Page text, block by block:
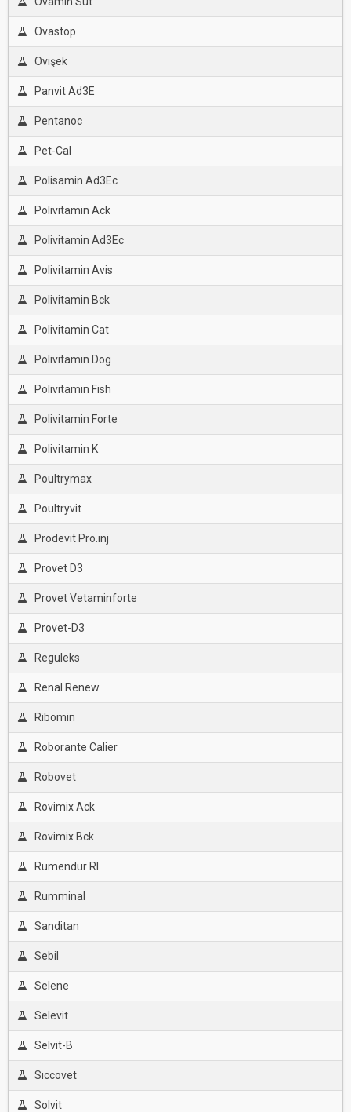
Ovastop
Ovışek
Panvit Ad3E
Pentanoc
Pet-Cal
Polisamin Ad3Ec
Polivitamin Ack
Polivitamin Ad3Ec
Polivitamin Avis
Polivitamin Bck
Polivitamin Cat
Polivitamin Dog
Polivitamin Fish
Polivitamin Forte
Polivitamin K
Poultrymax
Poultryvit
Prodevit Pro.ınj
Provet D3
Provet Vetaminforte
Provet-D3
Reguleks
Renal Renew
Ribomin
Roborante Calier
Robovet
Rovimix Ack
Rovimix Bck
Rumendur Rl
Rumminal
Sanditan
Sebil
Selene
Selevit
Selvit-B
Sıccovet
Solvit